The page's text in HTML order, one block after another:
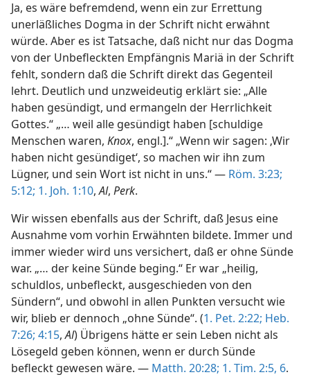
Ja, es wäre befremdend, wenn ein zur Errettung
unerläßliches Dogma in der Schrift nicht erwähnt
würde. Aber es ist Tatsache, daß nicht nur das Dogma
von der Unbefleckten Empfängnis Mariä in der Schrift
fehlt, sondern daß die Schrift direkt das Gegenteil
lehrt. Deutlich und unzweideutig erklärt sie: „Alle
haben gesündigt, und ermangeln der Herrlichkeit
Gottes.“ „… weil alle gesündigt haben [schuldige
Menschen waren, Knox, engl.].“ „Wenn wir sagen: ‚Wir
haben nicht gesündiget‘, so machen wir ihn zum
Lügner, und sein Wort ist nicht in uns.“ — Röm. 3:23;
5:12; 1. Joh. 1:10,Al, Perk.
Wir wissen ebenfalls aus der Schrift, daß Jesus eine
Ausnahme vom vorhin Erwähnten bildete. Immer und
immer wieder wird uns versichert, daß er ohne Sünde
war. „… der keine Sünde beging.“ Er war „heilig,
schuldlos, unbefleckt, ausgeschieden von den
Sündern“, und obwohl in allen Punkten versucht wie
wir, blieb er dennoch „ohne Sünde“. (1. Pet. 2:22; Heb.
7:26; 4:15,Al) Übrigens hätte er sein Leben nicht als
Lösegeld geben können, wenn er durch Sünde
befleckt gewesen wäre. — Matth. 20:28; 1. Tim. 2:5, 6.